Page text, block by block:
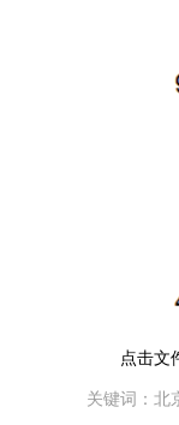
点击文件
关键词： 北